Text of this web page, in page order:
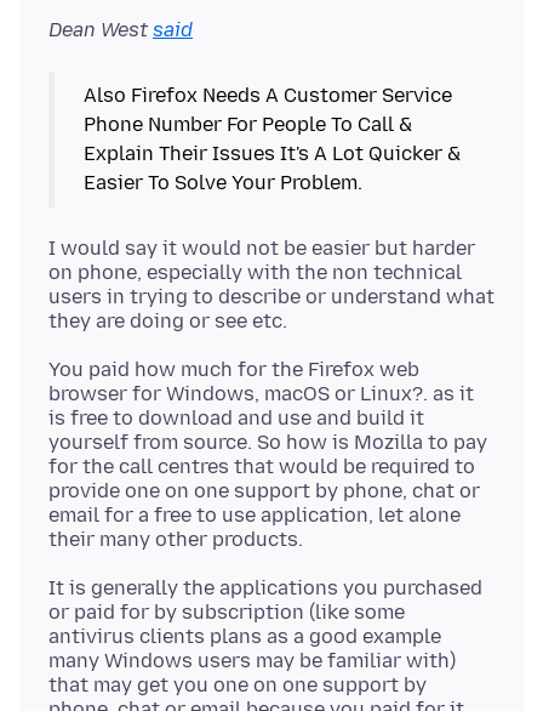
Dean West said
Also Firefox Needs A Customer Service
Phone Number For People To Call &
Explain Their Issues It's A Lot Quicker &
I would say it would not be easier but harder
on phone, especially with the non technical
users in trying to describe or understand what
You paid how much for the Firefox web
browser for Windows, macOS or Linux?. as it
is free to download and use and build it
yourself from source. So how is Mozilla to pay
for the call centres that would be required to
provide one on one support by phone, chat or
email for a free to use application, let alone
It is generally the applications you purchased
or paid for by subscription (like some
antivirus clients plans as a good example
many Windows users may be familiar with)
that may get you one on one support by